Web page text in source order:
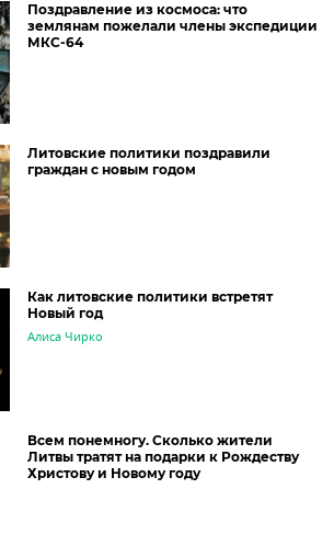
Поздравление из космоса: что
землянам пожелали члены экспедиции
МКС-64
Литовские политики поздравили
граждан с новым годом
Как литовские политики встретят
Новый год
Алиса Чирко
Всем понемногу. Сколько жители
Литвы тратят на подарки к Рождеству
Христову и Новому году